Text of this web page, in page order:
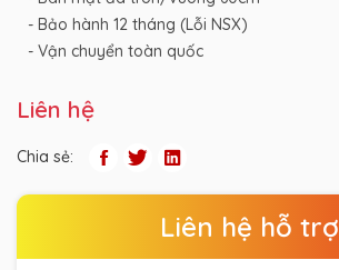
- Bảo hành 12 tháng (Lỗi NSX)
- Vận chuyển toàn quốc
Liên hệ
Chia sẻ:
Liên hệ hỗ trợ